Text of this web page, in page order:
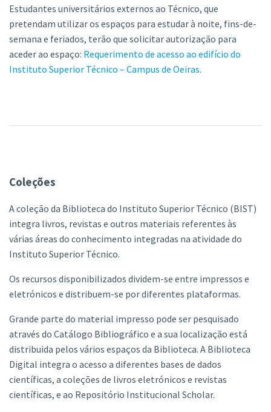
Estudantes universitários externos ao Técnico, que
pretendam utilizar os espaços para estudar à noite, fins-de-
semana e feriados, terão que solicitar autorização para
aceder ao espaço: Requerimento de acesso ao edifício do
Instituto Superior Técnico – Campus de Oeiras.
Coleções
A coleção da Biblioteca do Instituto Superior Técnico (BIST)
integra livros, revistas e outros materiais referentes às
várias áreas do conhecimento integradas na atividade do
Instituto Superior Técnico.
Os recursos disponibilizados dividem-se entre impressos e
eletrónicos e distribuem-se por diferentes plataformas.
Grande parte do material impresso pode ser pesquisado
através do Catálogo Bibliográfico e a sua localização está
distribuida pelos vários espaços da Biblioteca. A Biblioteca
Digital integra o acesso a diferentes bases de dados
científicas, a coleções de livros eletrónicos e revistas
científicas, e ao Repositório Institucional Scholar.